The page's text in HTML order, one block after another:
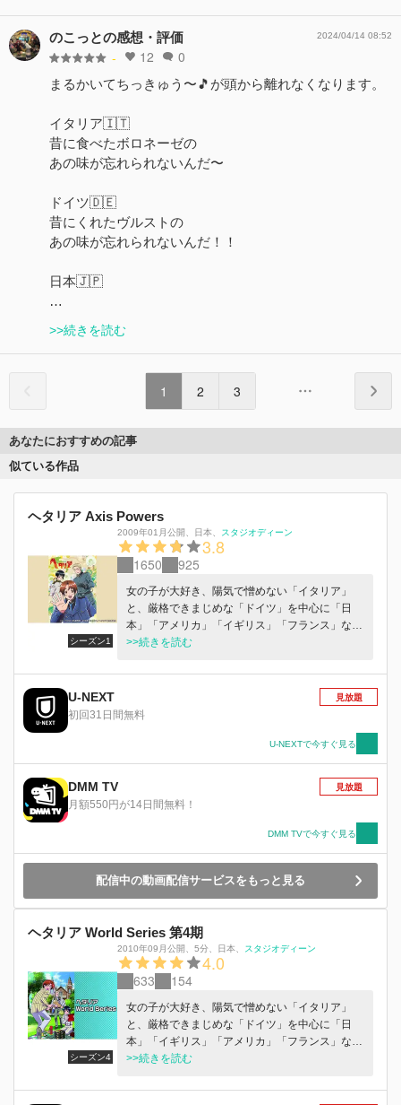
のこっとの感想・評価
- 12 0
2024/04/14 08:52
まるかいてちっきゅう〜🎵が頭から離れなくなります。
イタリア🇮🇹
昔に食べたボロネーゼの
あの味が忘れられないんだ〜
ドイツ🇩🇪
昔にくれたヴルストの
あの味が忘れられないんだ！！
日本🇯🇵
…
>>続きを読む
1 2 3
あなたにおすすめの記事
似ている作品
ヘタリア Axis Powers
シーズン1
2009年01月公開 日本 スタジオディーン
3.8
1650 925
女の子が大好き、陽気で憎めない「イタリア」
と、厳格できまじめな「ドイツ」を中心に「日
本」「アメリカ」「イギリス」「フランス」など
の人物が、ためになる世界史のエピソードや文
げる！！１話約４分のショートスタイルにゆる～
>>続きを読む
U-NEXT
初回31日間無料
見放題
U-NEXTで今すぐ見る
DMM TV
月額550円が14日間無料！
見放題
DMM TVで今すぐ見る
配信中の動画配信サービスをもっと見る
ヘタリア World Series 第4期
シーズン4
2010年09月公開 5分 日本 スタジオディーン
4.0
633 154
女の子が大好き、陽気で憎めない「イタリア」
と、厳格できまじめな「ドイツ」を中心に「日
本」「イギリス」「アメリカ」「フランス」など
の人物が、ためになる世界史のエピソードや文
げる!!1話約4分のショートスタイルにゆる～い笑
>>続きを読む